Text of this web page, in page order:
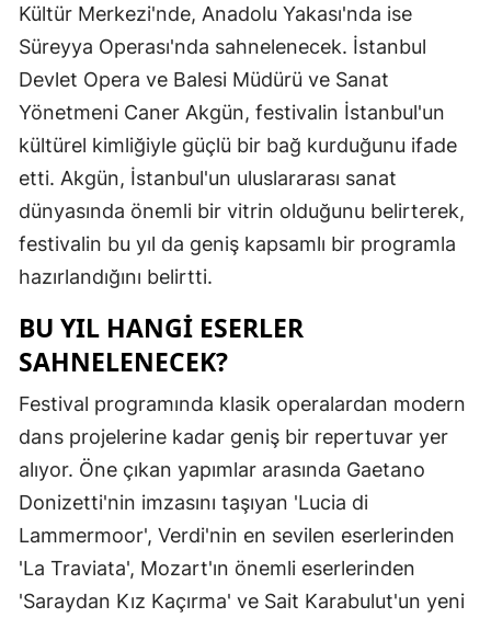
Gümüşhane
Hakkari
Hatay
Isparta
İstanbul
Kırklareli
Konya
Kültür Merkezi'nde, Anadolu Yakası'nda ise
Süreyya Operası'nda sahnelenecek. İstanbul
Devlet Opera ve Balesi Müdürü ve Sanat
Yönetmeni Caner Akgün, festivalin İstanbul'un
kültürel kimliğiyle güçlü bir bağ kurduğunu ifade
etti. Akgün, İstanbul'un uluslararası sanat
dünyasında önemli bir vitrin olduğunu belirterek,
festivalin bu yıl da geniş kapsamlı bir programla
hazırlandığını belirtti.
BU YIL HANGI ESERLER
SAHNELENECEK?
Festival programında klasik operalardan modern
dans projelerine kadar geniş bir repertuvar yer
alıyor. Öne çıkan yapımlar arasında Gaetano
Donizetti'nin imzasını taşıyan 'Lucia di
Lammermoor', Verdi'nin en sevilen eserlerinden
'La Traviata', Mozart'ın önemli eserlerinden
'Saraydan Kız Kaçırma' ve Sait Karabulut'un yeni